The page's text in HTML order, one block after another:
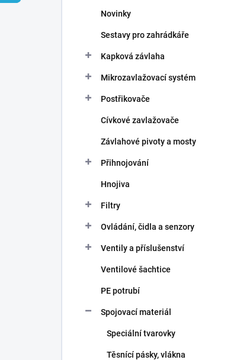
Novinky
Sestavy pro zahrádkáře
Kapková závlaha
Mikrozavlažovací systém
Postřikovače
Cívkové zavlažovače
Závlahové pivoty a mosty
Přihnojování
Hnojiva
Filtry
Ovládání, čidla a senzory
Ventily a příslušenství
Ventilové šachtice
PE potrubí
Spojovací materiál
Speciální tvarovky
Těsnící pásky, vlákna